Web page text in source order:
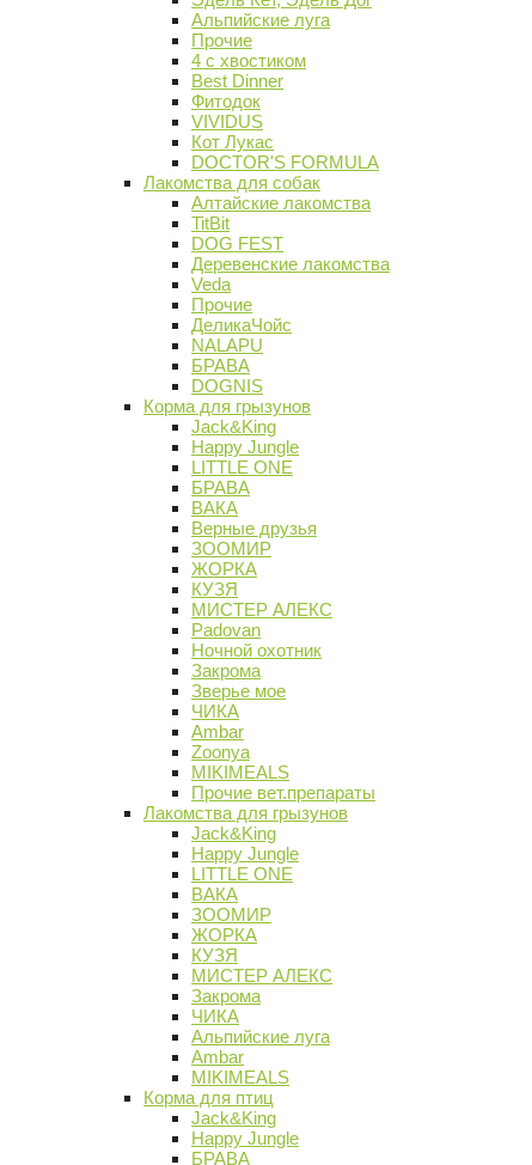
Альпийские луга
Прочие
4 с хвостиком
Best Dinner
Фитодок
VIVIDUS
Кот Лукас
DOCTOR'S FORMULA
Лакомства для собак
Алтайские лакомства
TitBit
DOG FEST
Деревенские лакомства
Veda
Прочие
ДеликаЧойс
NALAPU
БРАВА
DOGNIS
Корма для грызунов
Jack&King
Happy Jungle
LITTLE ONE
БРАВА
ВАКА
Верные друзья
ЗООМИР
ЖОРКА
КУЗЯ
МИСТЕР АЛЕКС
Padovan
Ночной охотник
Закрома
Зверье мое
ЧИКА
Ambar
Zoonya
MIKIMEALS
Прочие вет.препараты
Лакомства для грызунов
Jack&King
Happy Jungle
LITTLE ONE
ВАКА
ЗООМИР
ЖОРКА
КУЗЯ
МИСТЕР АЛЕКС
Закрома
ЧИКА
Альпийские луга
Ambar
MIKIMEALS
Корма для птиц
Jack&King
Happy Jungle
БРАВА